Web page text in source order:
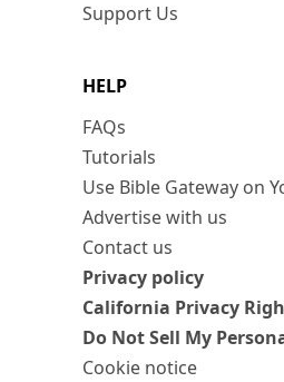
Support Us
HELP
FAQs
Tutorials
Use Bible Gateway on
Advertise with us
Contact us
Privacy policy
California Privacy
Do Not Sell My
Cookie notice